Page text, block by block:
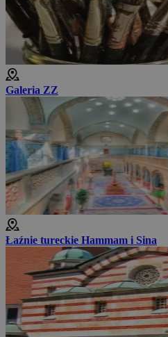
Galeria ZZ
Łaźnie tureckie Hammam i Sina